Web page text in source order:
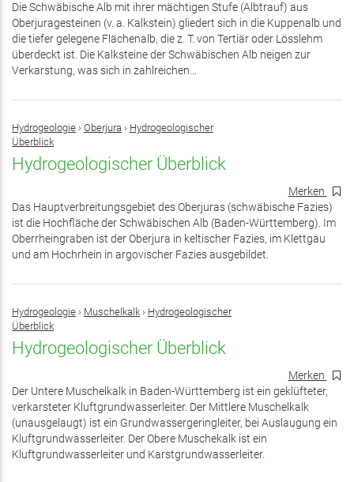
Die Schwäbische Alb mit ihrer mächtigen Stufe (Albtrauf) aus
Oberjuragesteinen (v. a. Kalkstein) gliedert sich in die Kuppenalb und
die tiefer gelegene Flächenalb, die z. T. von Tertiär oder Lösslehm
überdeckt ist. Die Kalksteine der Schwäbischen Alb neigen zur
Verkarstung, was sich in zahlreichen...
Hydrogeologie › Oberjura › Hydrogeologischer
Überblick
Hydrogeologischer Überblick
Merken
Das Hauptverbreitungsgebiet des Oberjuras (schwäbische Fazies)
ist die Hochfläche der Schwäbischen Alb (Baden-Württemberg). Im
Oberrheingraben ist der Oberjura in keltischer Fazies, im Klettgau
und am Hochrhein in argovischer Fazies ausgebildet.
Hydrogeologie › Muschelkalk › Hydrogeologischer
Überblick
Hydrogeologischer Überblick
Merken
Der Untere Muschelkalk in Baden-Württemberg ist ein geklüfteter,
verkarsteter Kluftgrundwasserleiter. Der Mittlere Muschelkalk
(unausgelaugt) ist ein Grundwassergeringleiter, bei Auslaugung ein
Kluftgrundwasserleiter. Der Obere Muschekalk ist ein
Kluftgrundwasserleiter und Karstgrundwasserleiter.